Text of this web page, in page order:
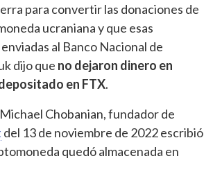
para convertir las donaciones de
ucraniana y que esas
al Banco Nacional de
dijo que no dejaron dinero en
en FTX.
Chobanian, fundador de
del 13 de noviembre de 2022 escribió
quedó almacenada en